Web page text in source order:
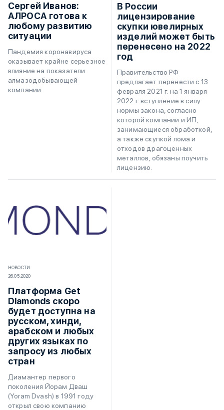
Сергей Иванов:
АЛРОСА готова к
любому развитию
ситуации
Пандемия коронавируса
оказывает крайне серьезное
влияние на показатели
алмазодобывающей
компании
В России
лицензирование
скупки ювелирных
изделий может быть
перенесено на 2022
год
Правительство РФ
предлагает перенести с 13
февраля 2021 г. на 1 января
2022 г. вступление в силу
нормы закона, согласно
которой компании и ИП,
занимающиеся обработкой,
а также скупкой лома и
отходов драгоценных
металлов, обязаны поучить
лицензию.
НОВОСТИ
26.05.2020
Платформа Get
Diamonds скоро
будет доступна на
русском, хинди,
арабском и любых
других языках по
запросу из любых
стран
Диамантер первого
поколения Йорам Дваш
(Yoram Dvash) в 1991 году
открыл свою компанию